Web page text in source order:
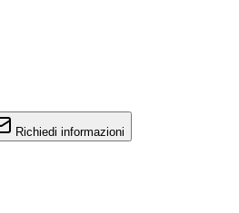
Richiedi informazioni